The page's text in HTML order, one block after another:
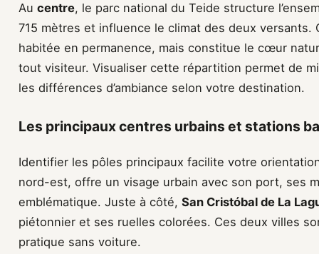
Au centre, le parc national du Teide structure
715 mètres et influence le climat des deux versants.
habitée en permanence, mais constitue le cœur
tout visiteur. Visualiser cette répartition permet de
les différences d’ambiance selon votre destination.
Les principaux centres urbains et stations
Identifier les pôles principaux facilite votre
nord-est, offre un visage urbain avec son port, ses
emblématique. Juste à côté, San Cristóbal de La
piétonnier et ses ruelles colorées. Ces deux villes
pratique sans voiture.